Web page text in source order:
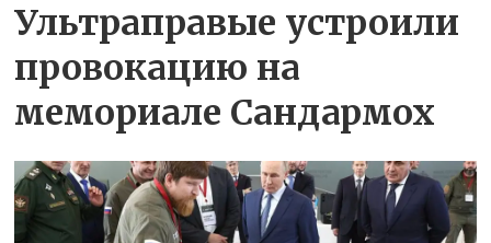
Ультраправые устроили
провокацию на
мемориале Сандармох